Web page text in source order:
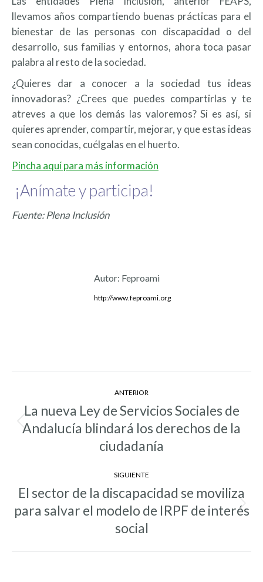
llevamos años compartiendo buenas prácticas para el
bienestar de las personas con discapacidad o del
desarrollo, sus familias y entornos, ahora toca pasar
palabra al resto de la sociedad.
¿Quieres dar a conocer a la sociedad tus ideas
innovadoras? ¿Crees que puedes compartirlas y te
atreves a que los demás las valoremos? Si es así, si
quieres aprender, compartir, mejorar, y que estas ideas
sean conocidas, cuélgalas en el huerto.
Pincha aquí para más información
¡Anímate y participa!
Fuente: Plena Inclusión
Autor: Feproami
http://www.feproami.org
Navegación
entre
entradas
ANTERIOR
Entrada
anterior:
La nueva Ley de Servicios Sociales de
Andalucía blindará los derechos de la
ciudadanía
SIGUIENTE
Entrada
siguiente:
El sector de la discapacidad se moviliza
para salvar el modelo de IRPF de interés
social